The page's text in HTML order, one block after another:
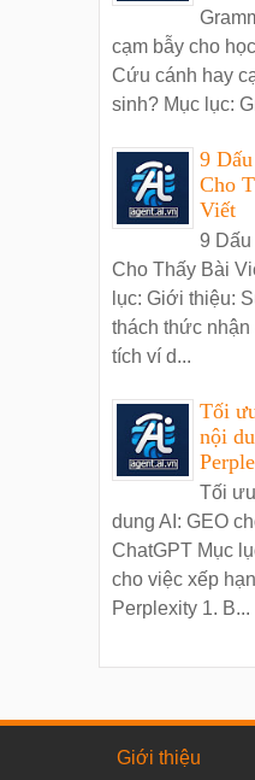
cạm bẫy cho
Cứu cánh hay
sinh? Mục lục:
9
Cho
Viết
9
Cho Thấy Bài
lục: Giới thiệu:
thách thức
tích ví d...
Tối
nội
Tối
dung AI: GEO
ChatGPT Mục
cho việc xếp
Perplexity 1. B...
Giới thiệu